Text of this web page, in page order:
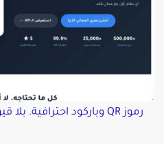
رموز QR وباركود احترافية. بلا قيود. بلا انتهاء صلاحية. للأبد.